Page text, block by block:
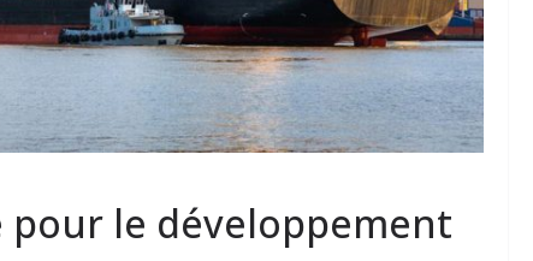
pour le développement